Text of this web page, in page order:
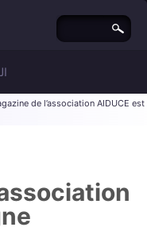
de l’association AIDUCE est